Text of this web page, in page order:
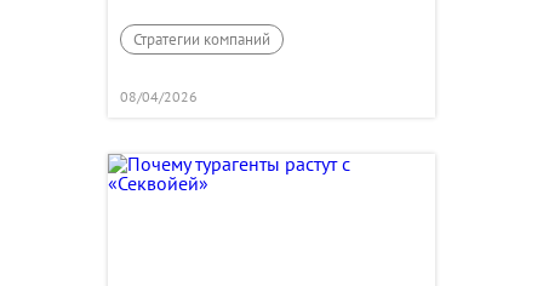
Стратегии компаний
08/04/2026